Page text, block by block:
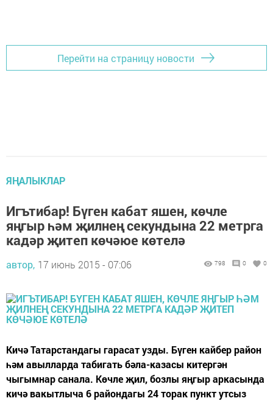
Перейти на страницу новости
ЯҢАЛЫКЛАР
Игътибар! Бүген кабат яшен, көчле
яңгыр һәм җилнең секундына 22 метрга
кадәр җитеп көчәюе көтелә
автор, 17 июнь 2015 - 07:06 798 0 0
Кичә Татарстандагы гарасат узды. Бүген кайбер район
һәм авылларда табигать бәла-казасы китергән
чыгымнар санала. Көчле җил, бозлы яңгыр аркасында
кичә вакытлыча 6 райондагы 24 торак пункт утсыз